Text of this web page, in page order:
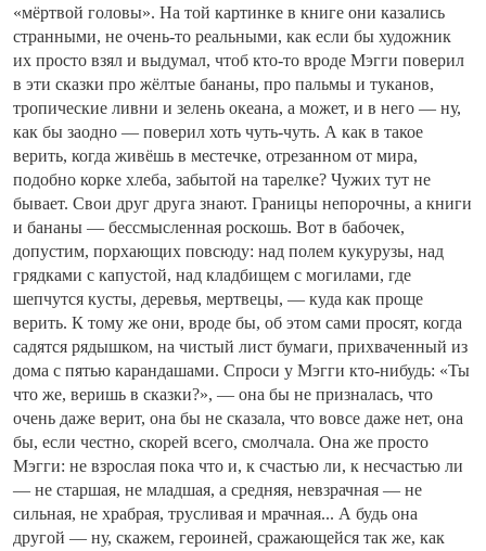
«мёртвой головы». На той картинке в книге они казались
странными, не очень-то реальными, как если бы художник
их просто взял и выдумал, чтоб кто-то вроде Мэгги поверил
в эти сказки про жёлтые бананы, про пальмы и туканов,
тропические ливни и зелень океана, а может, и в него — ну,
как бы заодно — поверил хоть чуть-чуть. А как в такое
верить, когда живёшь в местечке, отрезанном от мира,
подобно корке хлеба, забытой на тарелке? Чужих тут не
бывает. Свои друг друга знают. Границы непорочны, а книги
и бананы — бессмысленная роскошь. Вот в бабочек,
допустим, порхающих повсюду: над полем кукурузы, над
грядками с капустой, над кладбищем с могилами, где
шепчутся кусты, деревья, мертвецы, — куда как проще
верить. К тому же они, вроде бы, об этом сами просят, когда
садятся рядышком, на чистый лист бумаги, прихваченный из
дома с пятью карандашами. Спроси у Мэгги кто-нибудь: «Ты
что же, веришь в сказки?», — она бы не призналась, что
очень даже верит, она бы не сказала, что вовсе даже нет, она
бы, если честно, скорей всего, смолчала. Она же просто
Мэгги: не взрослая пока что и, к счастью ли, к несчастью ли
— не старшая, не младшая, а средняя, невзрачная — не
сильная, не храбрая, трусливая и мрачная... А будь она
другой — ну, скажем, героиней, сражающейся так же, как